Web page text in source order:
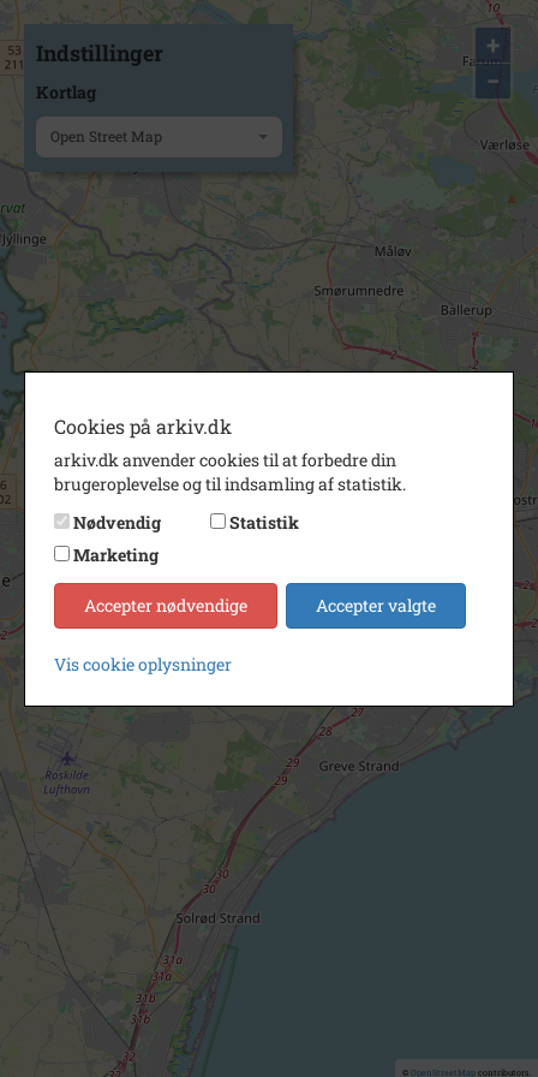
+
−
© OpenStreetMapcontributors.
Indstillinger
Kortlag
Open Street Map
Cookies på arkiv.dk
arkiv.dk anvender cookies til at forbedre din
brugeroplevelse og til indsamling af statistik.
Nødvendig
Statistik
Marketing
Accepter nødvendige Accepter valgte
Vis cookie oplysninger